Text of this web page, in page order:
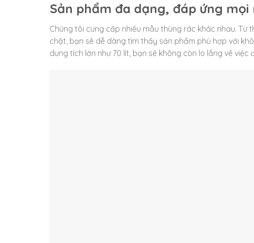
Sản phẩm đa dạng, đáp ứng mọi
Chúng tôi cung cấp nhiều mẫu thùng rác khác nhau.
chặt, bạn sẽ dễ dàng tìm thấy sản phẩm phù hợp với
dung tích lớn như 70 lít, bạn sẽ không còn lo lắng về việc